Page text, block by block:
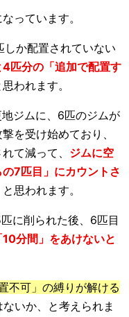
っています。
か配置されていない
4匹分の「追加で配置す
われます。
ジムに、6匹のジムが
を受け始めており、
て減って、 ジムに空
7匹目」にカウントさ
思われます。
に削られた後、6匹目
10分間」をあけないと
不可」の縛りが解ける
ないか、と考えられま